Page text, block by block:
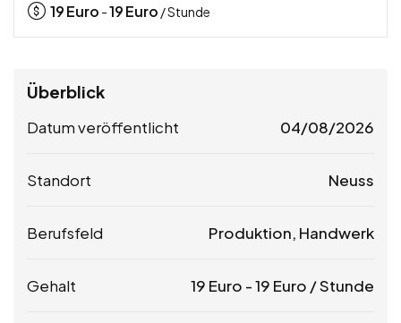
19Euro -19Euro / Stunde
Überblick
Datum veröffentlicht 04/08/2026
Standort Neuss
Berufsfeld Produktion, Handwerk
Gehalt 19 Euro -19 Euro / Stunde